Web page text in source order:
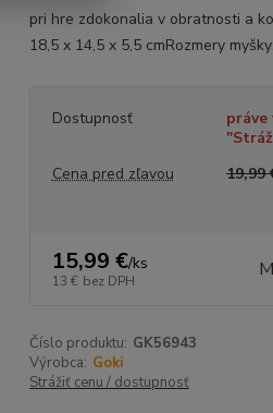
pri hre zdokonalia v obratnosti a
18,5 x 14,5 x 5,5 cmRozmery
Dostupnosť
Cena pred zľavou
19,99
15,99 €/ks
13 € bez DPH
Číslo produktu: GK56943
Výrobca: Goki
Strážiť cenu / dostupnosť